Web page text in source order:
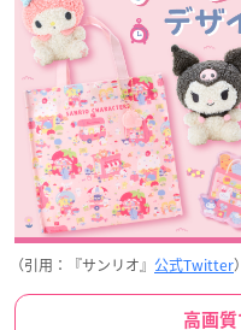
（引用：『サンリオ』 公式Twitter）
高画